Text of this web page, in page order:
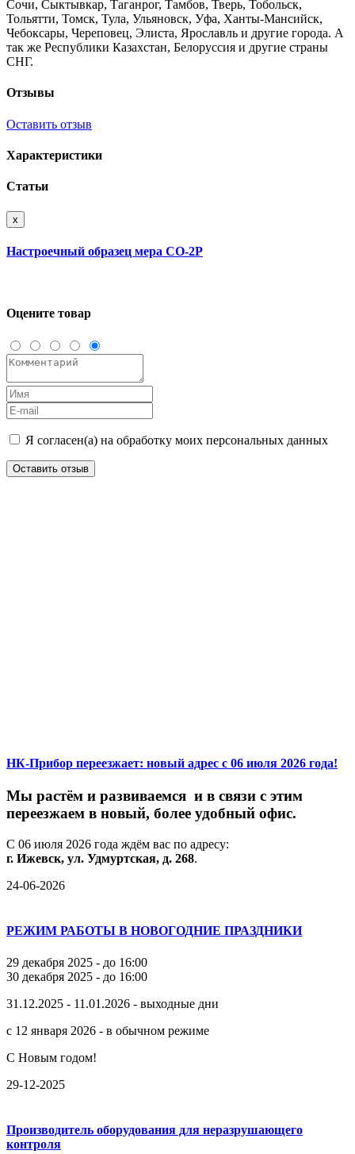
Сочи, Сыктывкар, Таганрог, Тамбов, Тверь, Тобольск,
Тольятти, Томск, Тула, Ульяновск, Уфа, Ханты-Мансийск,
Чебоксары, Череповец, Элиста, Ярославль и другие города. А
так же Республики Казахстан, Белоруссия и другие страны
СНГ.
Отзывы
Оставить отзыв
Характеристики
Статьи
x
Настроечный образец мера СО-2Р
Оцените товар
Я согласен(а) на обработку моих персональных данных
Оставить отзыв
НК-Прибор переезжает: новый адрес с 06 июля 2026 года!
Мы растём и развиваемся и в связи с этим
переезжаем в новый, более удобный офис.
С 06 июля 2026 года ждём вас по адресу:
г. Ижевск, ул. Удмуртская, д. 268.
24-06-2026
РЕЖИМ РАБОТЫ В НОВОГОДНИЕ ПРАЗДНИКИ
29 декабря 2025 - до 16:00
30 декабря 2025 - до 16:00
31.12.2025 - 11.01.2026 - выходные дни
с 12 января 2026 - в обычном режиме
С Новым годом!
29-12-2025
Производитель оборудования для неразрушающего
контроля